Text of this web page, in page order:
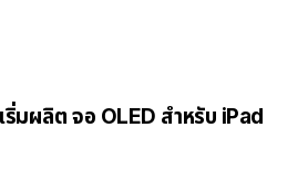
มผลิต จอ OLED สำหรับ iPad